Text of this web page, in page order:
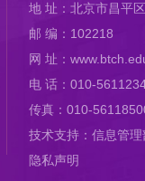
地 址：北京市昌平
邮 编：102218
网 址：
电 话：010-
传真：010-
技术支持：信息管理
隐私声明